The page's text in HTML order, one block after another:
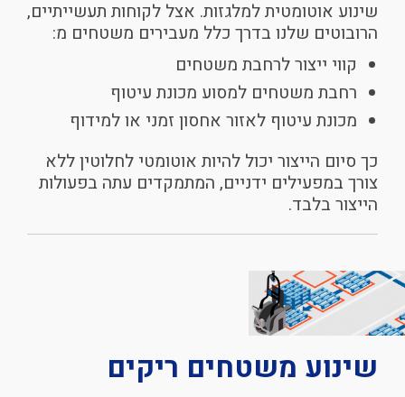
שינוע אוטומטית למלגזות. אצל לקוחות תעשייתיים,
הרובוטים שלנו בדרך כלל מעבירים משטחים מ:
קווי ייצור לרחבת משטחים
רחבת משטחים למסוע מכונת עיטוף
מכונת עיטוף לאזור אחסון זמני או למידוף
כך סיום הייצור יכול להיות אוטומטי לחלוטין ללא
צורך במפעילים ידניים, המתמקדים עתה בפעולות
הייצור בלבד.
שינוע משטחים ריקים